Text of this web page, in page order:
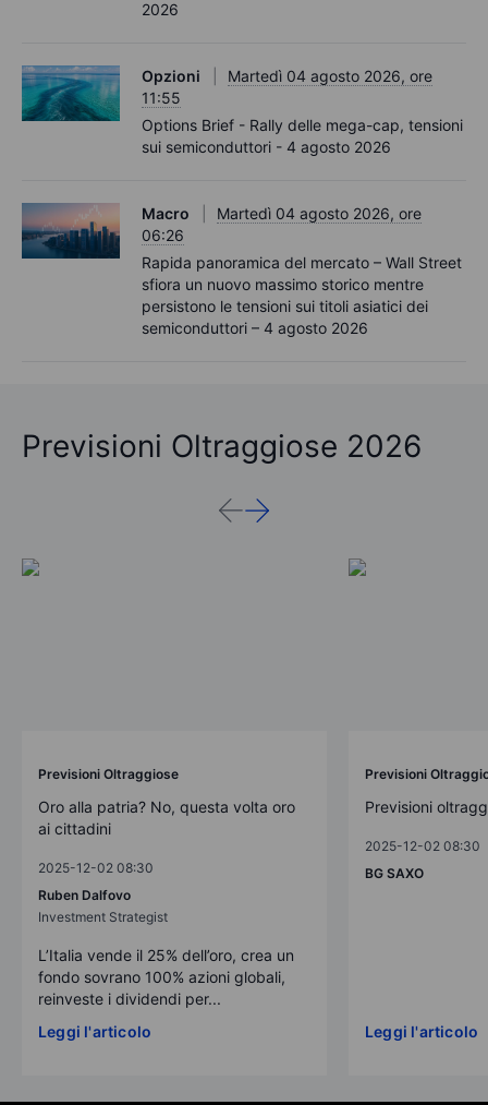
2026
Opzioni
Martedì 04 agosto 2026, ore
11:55
Options Brief - Rally delle mega-cap, tensioni
sui semiconduttori - 4 agosto 2026
Macro
Martedì 04 agosto 2026, ore
06:26
Rapida panoramica del mercato – Wall Street
sfiora un nuovo massimo storico mentre
persistono le tensioni sui titoli asiatici dei
semiconduttori – 4 agosto 2026
Previsioni Oltraggiose 2026
Previsioni Oltraggiose
Oro alla patria? No, questa volta oro
ai cittadini
2025-12-02 08:30
Ruben Dalfovo
Investment Strategist
L’Italia vende il 25% dell’oro, crea un
fondo sovrano 100% azioni globali,
reinveste i dividendi per...
Leggi l'articolo
Previsioni
Previsioni
2025-12-02 08:30
BG SAXO
Leggi l'articolo